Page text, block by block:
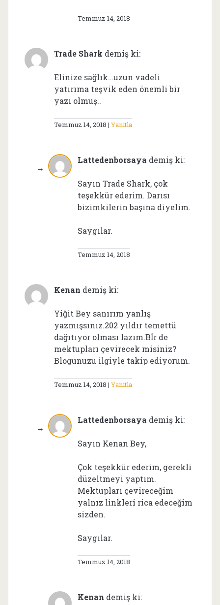
Temmuz 14, 2018
Trade Shark demiş ki:
Elinize sağlık…uzun vadeli
yatırıma teşvik eden önemli bir
yazı olmuş..
Temmuz 14, 2018 Yanıtla
Lattedenborsaya demiş ki:
Sayın Trade Shark, çok
teşekkür ederim. Darısı
bizimkilerin başına diyelim.
Saygılar.
Temmuz 14, 2018
Kenan demiş ki:
Yiğit Bey sanırım yanlış
yazmışsınız.202 yıldır temettü
dağıtıyor olması lazım.Bİr de
mektupları çevirecek misiniz?
Blogunuzu ilgiyle takip ediyorum.
Temmuz 14, 2018 Yanıtla
Lattedenborsaya demiş ki:
Sayın Kenan Bey,
Çok teşekkür ederim, gerekli
düzeltmeyi yaptım.
Mektupları çevireceğim
yalnız linkleri rica edeceğim
sizden.
Saygılar.
Temmuz 14, 2018
Kenan demiş ki: